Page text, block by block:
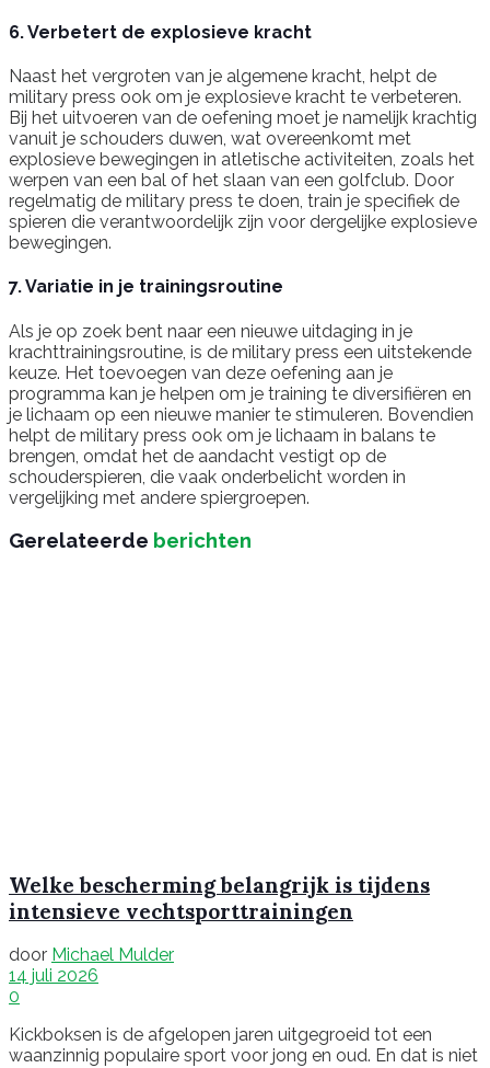
6. Verbetert de explosieve kracht
Naast het vergroten van je algemene kracht, helpt de
military press ook om je explosieve kracht te verbeteren.
Bij het uitvoeren van de oefening moet je namelijk krachtig
vanuit je schouders duwen, wat overeenkomt met
explosieve bewegingen in atletische activiteiten, zoals het
werpen van een bal of het slaan van een golfclub. Door
regelmatig de military press te doen, train je specifiek de
spieren die verantwoordelijk zijn voor dergelijke explosieve
bewegingen.
7. Variatie in je trainingsroutine
Als je op zoek bent naar een nieuwe uitdaging in je
krachttrainingsroutine, is de military press een uitstekende
keuze. Het toevoegen van deze oefening aan je
programma kan je helpen om je training te diversifiëren en
je lichaam op een nieuwe manier te stimuleren. Bovendien
helpt de military press ook om je lichaam in balans te
brengen, omdat het de aandacht vestigt op de
schouderspieren, die vaak onderbelicht worden in
vergelijking met andere spiergroepen.
Gerelateerde berichten
Welke bescherming belangrijk is tijdens
intensieve vechtsporttrainingen
door Michael Mulder
14 juli 2026
0
Kickboksen is de afgelopen jaren uitgegroeid tot een
waanzinnig populaire sport voor jong en oud. En dat is niet